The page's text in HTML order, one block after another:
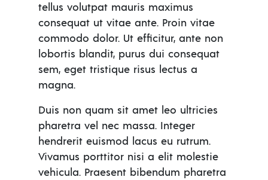
tellus volutpat mauris maximus
consequat ut vitae ante. Proin vitae
commodo dolor. Ut efficitur, ante non
lobortis blandit, purus dui consequat
sem, eget tristique risus lectus a
magna.
Duis non quam sit amet leo ultricies
pharetra vel nec massa. Integer
hendrerit euismod lacus eu rutrum.
Vivamus porttitor nisi a elit molestie
vehicula. Praesent bibendum pharetra